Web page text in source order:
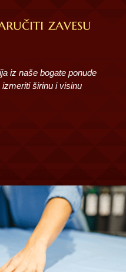
zavesu
iz naše bogate ponude
širinu i visinu